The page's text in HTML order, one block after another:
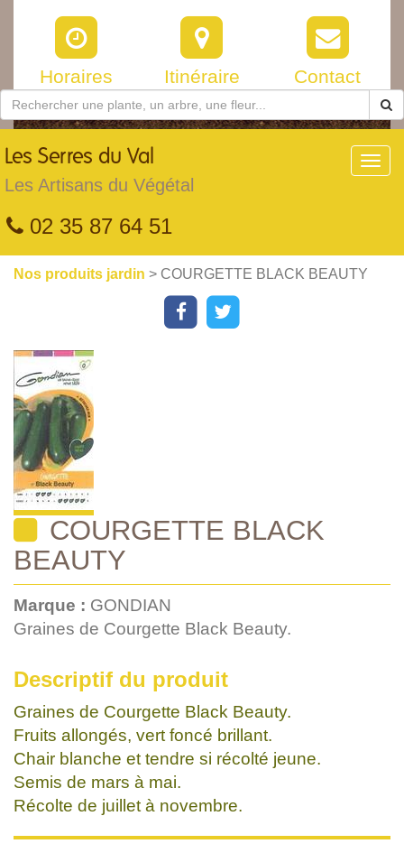
Horaires Itinéraire Contact
Les Serres du Val
Les Artisans du Végétal
02 35 87 64 51
Nos produits jardin > COURGETTE BLACK BEAUTY
COURGETTE BLACK
BEAUTY
Marque : GONDIAN
Graines de Courgette Black Beauty.
Descriptif du produit
Graines de Courgette Black Beauty.
Fruits allongés, vert foncé brillant.
Chair blanche et tendre si récolté jeune.
Semis de mars à mai.
Récolte de juillet à novembre.